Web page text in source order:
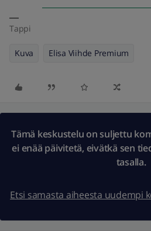
Tappi
Kuva Elisa Viihde Premium
Tämä keskustelu on suljettu
ei enää päivitetä, eivätkä sen
tasalla.
Etsi samasta aiheesta uudempi